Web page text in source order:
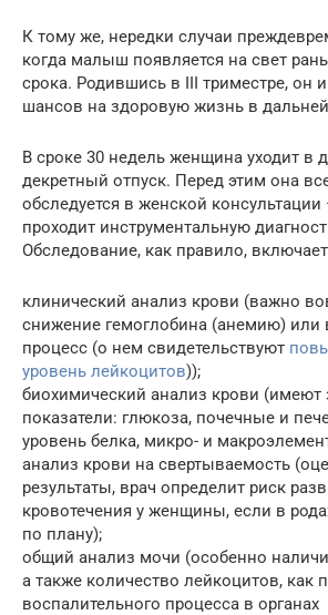
К тому же, нередки случаи
когда малыш появляется на свет
срока. Родившись в III триместре, он
шансов на здоровую жизнь в
В сроке 30 недель женщина уходит в
декретный отпуск. Перед этим она
обследуется в женской
проходит инструментальную
Обследование, как правило,
клинический анализ крови (важно
снижение гемоглобина (анемию) или
процесс (о нем свидетельствуют
уровень лейкоцитов));
биохимический анализ крови (имеют
показатели: глюкоза, почечные и
уровень белка, микро- и
анализ крови на свертываемость
результаты, врач определит риск
кровотечения у женщины, если в
по плану);
общий анализ мочи (особенно
а также количество лейкоцитов, как
воспалительного процесса в органах